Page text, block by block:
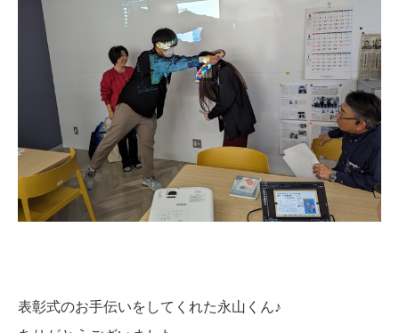
表彰式のお手伝いをしてくれた永山くん♪